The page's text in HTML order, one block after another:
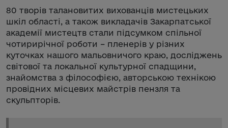
80 творів талановитих вихованців мистецьких
шкіл області, а також викладачів Закарпатської
академії мистецтв стали підсумком спільної
чотирирічної роботи – пленерів у різних
куточках нашого мальовничого краю, досліджень
світової та локальної культурної спадщини,
знайомства з філософією, авторською технікою
провідних місцевих майстрів пензля та
скульпторів.